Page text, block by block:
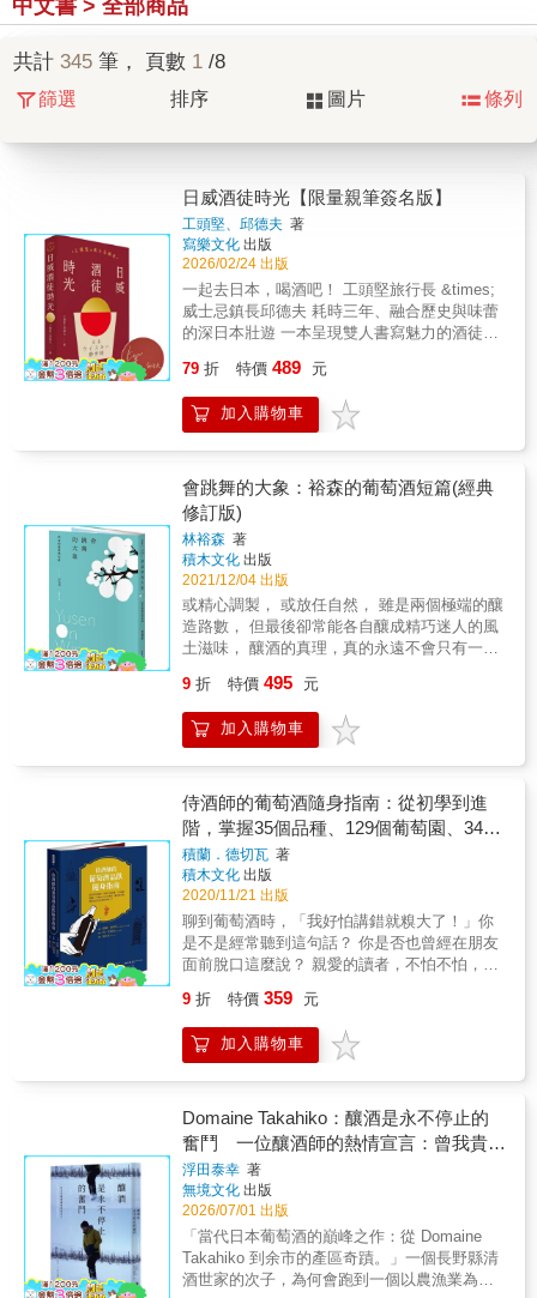
中文書 > 全部商品
共計 345 筆， 頁數 1 /8
篩選 排序 圖片 條列
日威酒徒時光【限量親筆簽名版】
工頭堅、邱德夫 著
寫樂文化 出版
2026/02/24 出版
一起去日本，喝酒吧！ 工頭堅旅行長 &times;
威士忌鎮長邱德夫 耗時三年、融合歷史與味蕾
的深日本壯遊 一本呈現雙人書寫魅力的酒徒筆
帶著土木工程師的理科腦鑽研威士忌世界，對
酒廠與製程熟稔無比；而經營自媒體的「旅行
長」工頭堅是資深的日本文化與旅遊愛好者，
忌的工程師VS. 最會說故事的文化旅人，在各
自的領域發光，當他們因威士忌而結緣成為旅
伴，展開《日威酒徒時光》寫作計畫、以各自
理解的方式踏上尋酒之路，旅行便不只是地理
上的移動，而是成為從多重角度去重新理解日
本風土、文化與人的創作。 ★華文首部！雙
作者日本威士忌專書 深入老中青三代蒸餾所，
探訪日本神祕的【秩父二廠】與【水楢木製桶
廠】。 ★超過390張精美照片+圖表，視覺與知
識的雙重饗宴 三年實地踏查，珍貴的第一手資
地方風景。 ★ 破解日威投資與收藏的迷思 從
酒款「輕井澤1960」的拍賣千萬天價到「偽日
威」亂象，消費者選購日威必讀！ 正好，我們
起文化地圖】 每一座蒸餾所都是一扇門，導引
我們走訪不同層次的日本 o繞行南阿爾卑斯山
的白州蒸餾所之旅： 搭乘明治22年鋪設的中央
本線特急「梓」，當列車穿越山梨縣的山谷，
窗外掠過的不只是風景，更是日本近代化的軌
跡。 o重溫《輕井澤症候群》90年代美好的青
春場景： 還記得村上春樹筆下的輕井澤嗎？旅
行長帶路造訪鄰近的小諸蒸餾所，不只有威士
絕不能錯過北海道燻製文化： 創業於1948年的
南保留太郎商店，使用北海道櫻花木冷燻海鮮
與咖啡豆。燻製咖啡配余市威士忌，煙燻香氣
在口中交織，這是只有在地人才知道的完美組
合。 o山崎蒸餾所的800年歷史「離宮之水」：
鎌倉時代後鳥羽上皇離宮的御用水，也是茶聖
千利休心中「茶之水」的極致，到山崎便能體
會威士忌與茶藝的美學。 o安藤忠雄設計的大
山崎山莊美術館： 造訪朝日集團與京都府合作
重建、結合英式都鐸風格與清水混凝土的美術
館，欣賞莫內的《睡蓮》。 【深歷史：酒標背
後的傳奇與真相】 【深酒廠：揭開極致工藝的
神秘面紗】
79 折 特價 489 元
加入購物車
會跳舞的大象：裕森的葡萄酒短篇(經典
修訂版)
林裕森 著
積木文化 出版
2021/12/04 出版
或精心調製， 或放任自然， 雖是兩個極端的釀
造路數， 但最後卻常能各自釀成精巧迷人的風
土滋味， 釀酒的真理，真的永遠不會只有一
──林裕森，多年來品酒專業信手拈來的風味小
品。 ．風土、釀造、年分、品種、風潮、餐酒
搭配等6大角度，全方位開啟對葡萄酒的獨特感
區，用敏銳的味蕾品嘗酒風各自精采的葡萄
酒。優雅輕盈的文字、獨特的視角，映照出葡
萄酒的風土、品種、釀造、風潮等面向，也精
準傳達了豐富多彩的葡萄酒滋味。
9 折 特價 495 元
加入購物車
侍酒師的葡萄酒隨身指南：從初學到進
階，掌握35個品種、129個葡萄園、349
個AOC法定產區，靈活運用就能成為出
色的葡萄酒達人！
積蘭．德切瓦 著
積木文化 出版
2020/11/21 出版
聊到葡萄酒時，「我好怕講錯就糗大了！」你
是不是經常聽到這句話？ 你是否也曾經在朋友
面前脫口這麼說？ 親愛的讀者，不怕不怕，這
得葡萄酒相關基礎知識與技能。 之後在談到相
關話題時，就安心且輕鬆應對，還能展現個人
特出的生活品味。 本書裡沒有讓人頭痛或是附
也可以與朋友一起討論&hellip;&hellip;或者忘光
光也沒關係，哈哈！ 在這本輕巧的書冊裡，你
將知道： ★何時適合打開一瓶美酒與朋友們共
享 ★葡萄園、品種以及葡萄酒的釀造程序 ★與
葡萄酒相關的各種職業別，包括葡萄園與葡萄
酒服務上的職涯 ★葡萄酒必知的重點關鍵字，
在社交場合裡如魚得水更顯品味 ★如何優雅展
現侍酒師般的專業風采 如果你已經是進階愛好
者或相關行業人士，本書將成為你最方便的速
9 折 特價 359 元
加入購物車
Domaine Takahiko：釀酒是永不停止的
奮鬥 一位釀酒師的熱情宣言：曾我貴彥
與北海道余市自然酒成長史
浮田泰幸 著
無境文化 出版
2026/07/01 出版
「當代日本葡萄酒的巔峰之作：從 Domaine
Takahiko 到余市的產區奇蹟。」一個長野縣清
酒世家的次子，為何會跑到一個以農漁業為首